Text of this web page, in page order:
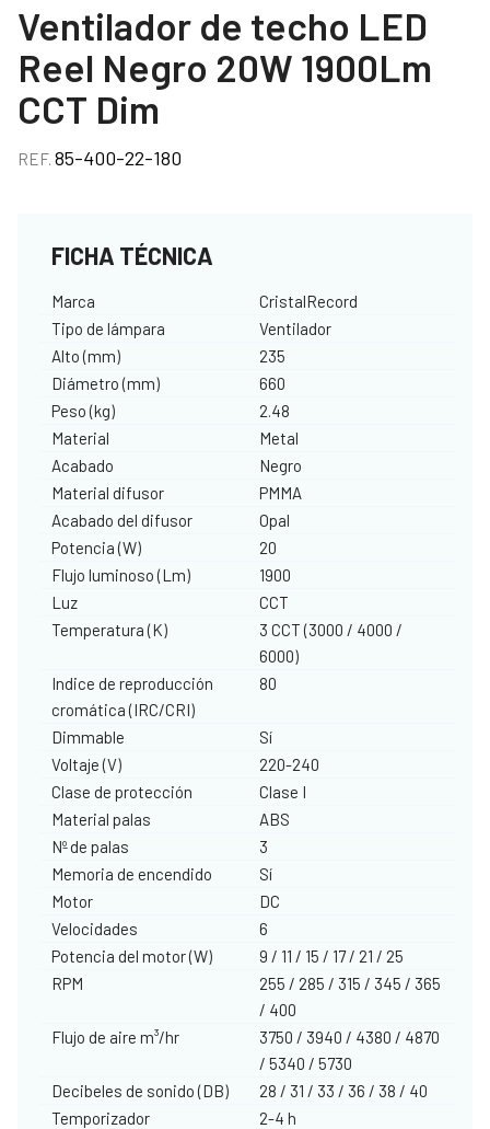
Ventilador de techo LED
Reel Negro 20W 1900Lm
CCT Dim
REF. 85-400-22-180
FICHA TÉCNICA
Marca
CristalRecord
Tipo de lámpara
Ventilador
Alto (mm)
235
Diámetro (mm)
660
Peso (kg)
2.48
Material
Metal
Acabado
Negro
Material difusor
PMMA
Acabado del difusor
Opal
Potencia (W)
20
Flujo luminoso (Lm)
1900
Luz
CCT
Temperatura (K)
3 CCT (3000 / 4000 /
6000)
Indice de reproducción
cromática (IRC/CRI)
80
Dimmable
Sí
Voltaje (V)
220-240
Clase de protección
Clase I
Material palas
ABS
Nº de palas
3
Memoria de encendido
Sí
Motor
DC
Velocidades
6
Potencia del motor (W)
9 / 11 / 15 / 17 / 21 / 25
RPM
255 / 285 / 315 / 345 / 365
/ 400
Flujo de aire m³/hr
3750 / 3940 / 4380 / 4870
/ 5340 / 5730
Decibeles de sonido (DB)
28 / 31 / 33 / 36 / 38 / 40
Temporizador
2-4 h